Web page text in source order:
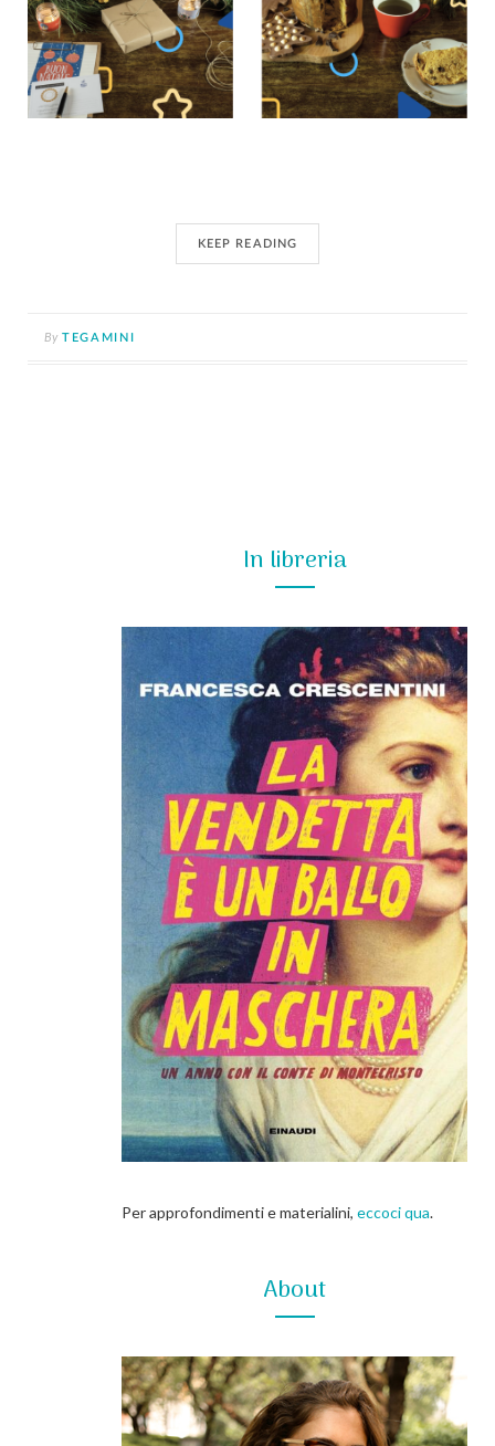
KEEP READING
By TEGAMINI
In libreria
Per approfondimenti e materialini, eccoci qua.
About